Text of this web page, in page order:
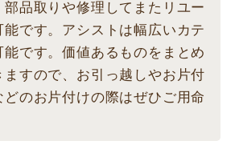
部品取りや修理してまたリユー
能です。アシストは幅広いカテ
能です。価値あるものをまとめ
ますので、お引っ越しやお片付
どのお片付けの際はぜひご用命